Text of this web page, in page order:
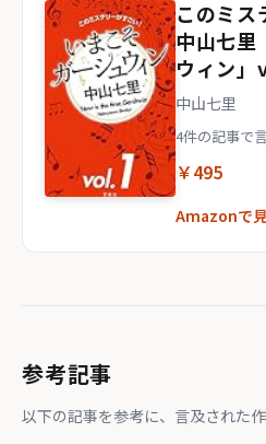
このミ
中山七里
ウィン
中山七里
4件の記事で
￥495
Amazonで
参考記事
以下の記事を参考に、言及された